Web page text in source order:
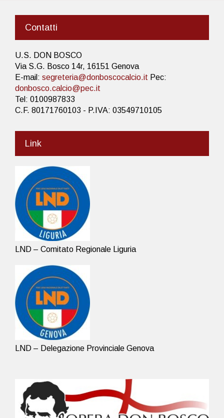
Contatti
U.S. DON BOSCO
Via S.G. Bosco 14r, 16151 Genova
E-mail: segreteria@donboscocalcio.it Pec:
donbosco.calcio@pec.it
Tel: 0100987833
C.F. 80171760103 - P.IVA: 03549710105
Link
LND – Comitato Regionale Liguria
LND – Delegazione Provinciale Genova